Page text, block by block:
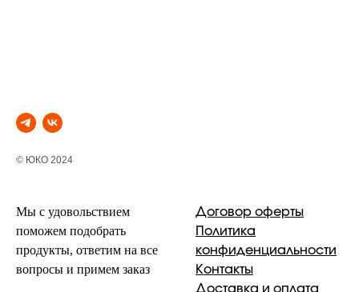
© ЮКО 2024
Мы с удовольствием
поможем подобрать
продукты, ответим на все
вопросы и примем заказ
Договор оферты
Политика
конфиденциальности
Контакты
Доставка и оплата